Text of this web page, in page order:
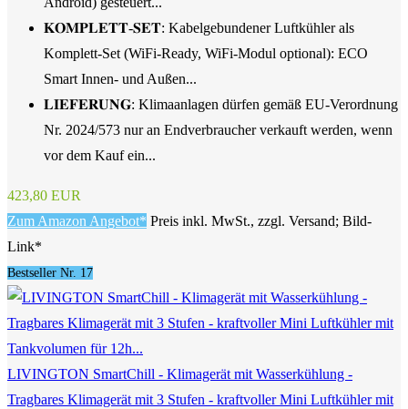
𝐊𝐎𝐌𝐏𝐋𝐄𝐓𝐓-𝐒𝐄𝐓: Kabelgebundener Luftkühler als
Komplett-Set (WiFi-Ready, WiFi-Modul optional): ECO
Smart Innen- und Außen...
𝐋𝐈𝐄𝐅𝐄𝐑𝐔𝐍𝐆: Klimaanlagen dürfen gemäß EU-Verordnung
Nr. 2024/573 nur an Endverbraucher verkauft werden, wenn
vor dem Kauf ein...
423,80 EUR
Zum Amazon Angebot* Preis inkl. MwSt., zzgl. Versand; Bild-
Link*
Bestseller Nr. 17
LIVINGTON SmartChill - Klimagerät mit Wasserkühlung -
Tragbares Klimagerät mit 3 Stufen - kraftvoller Mini Luftkühler mit